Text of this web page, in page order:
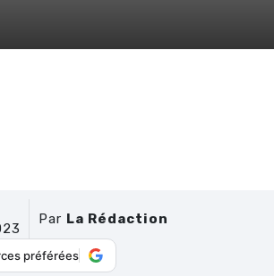
Par La Rédaction
préférées